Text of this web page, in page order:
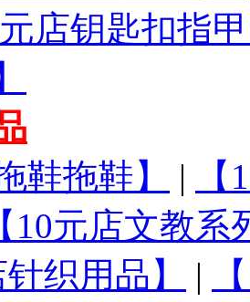
元店钥匙扣指
鞋拖鞋】
|
【10元店文教系
针织用品】 |